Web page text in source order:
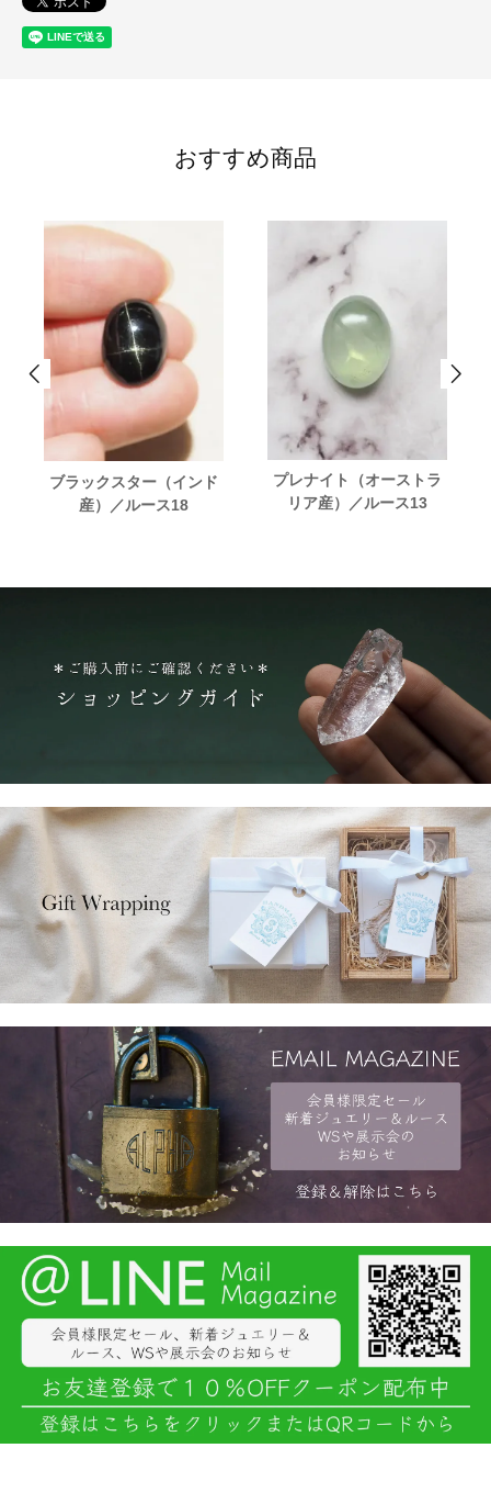
おすすめ商品
ブラックスター（インド
産）／ルース18
プレナイト（オーストラ
リア産）／ルース13